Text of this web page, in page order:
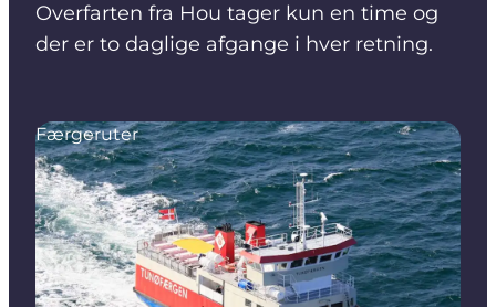
Overfarten fra Hou tager kun en time og
der er to daglige afgange i hver retning.
Færgeruter